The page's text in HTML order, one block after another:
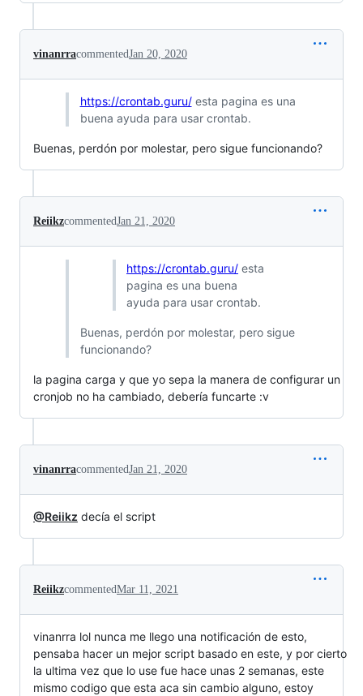
vinanrracommentedJan 20, 2020
https://crontab.guru/esta pagina es una
buena ayuda para usar crontab.
Buenas, perdón por molestar, pero sigue funcionando?
ReiikzcommentedJan 21, 2020
https://crontab.guru/ esta
pagina es una buena
ayuda para usar crontab.
Buenas, perdón por molestar, pero sigue
funcionando?
la pagina carga y que yo sepa la manera de configurar un
cronjob no ha cambiado, debería funcarte :v
vinanrracommentedJan 21, 2020
@Reiikz decía el script
ReiikzcommentedMar 11, 2021
vinanrra lol nunca me llego una notificación de esto,
pensaba hacer un mejor script basado en este, y por cierto
la ultima vez que lo use fue hace unas 2 semanas, este
mismo codigo que esta aca sin cambio alguno, estoy